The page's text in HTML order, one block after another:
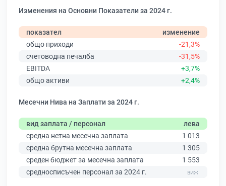
Изменения на Основни Показатели за 2024 г.
показател
изменение
общо приходи
-21,3%
счетоводна печалба
-31,5%
EBITDA
+3,7%
общо активи
+2,4%
Месечни Нива на Заплати за 2024 г.
вид заплата / персонал
лева
средна нетна месечна заплата
1 013
средна брутна месечна заплата
1 305
среден бюджет за месечна заплата
1 553
средносписъчен персонал за 2024 г.